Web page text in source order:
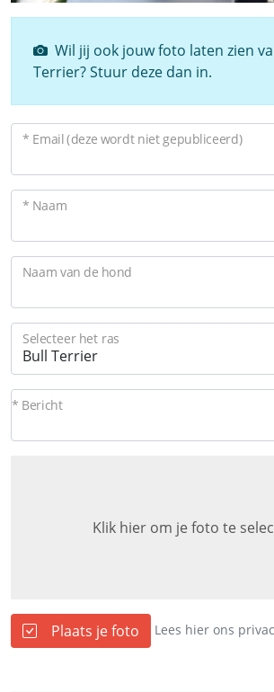
Wil jij ook jouw foto laten zien
Terrier? Stuur deze dan in.
* Email (deze wordt niet gepubliceerd)
* Naam
Naam van de hond
Selecteer het ras
* Bericht
Klik hier om je foto te
Plaats je foto Lees hier ons